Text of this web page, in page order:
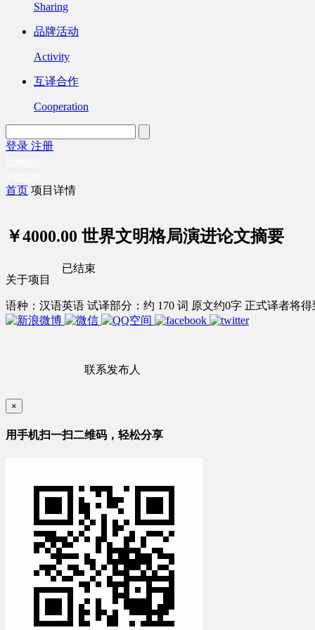
Sharing
品牌活动
Activity
互译合作
Cooperation
登录 注册
首页 项目详情
￥4000.00 世界文明格局演进论文摘要
关于项目
语种：汉语英语 试译部分：约 170 词 原文约0字 正式译者将
联系发布人
已结束
×
用手机扫一扫二维码，轻松分享